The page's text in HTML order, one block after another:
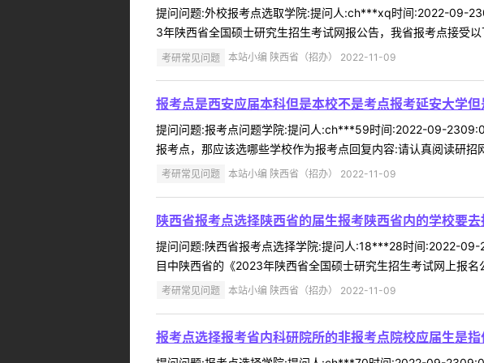
提问问题:外校报考点选取学院:提问人:ch***xq时间:2022-09-
3年陕西省全国硕士研究生招生考试网报公告，我省报考点接受
考研常见问题 本站小编 陕西省（招办） 2022-11-09
报考点是西安应届本科但是本校不是考点报考延安大学
提问问题:报考点问题学院:提问人:ch***59时间:2022-09-
报考点，那应该选哪些学校作为报考点回复内容:请认真阅读研
考研常见问题 本站小编 陕西省（招办） 2022-11-09
陕西省报考点选择陕西省的届生报考陕西省内的学校要
提问问题:陕西省报考点选择学院:提问人:18***28时间:2022-
目中陕西省的《2023年陕西省全国硕士研究生招生考试网上报
考研常见问题 本站小编 陕西省（招办） 2022-11-09
报考点选择报考省内科研院所的非报考点院校应届生是